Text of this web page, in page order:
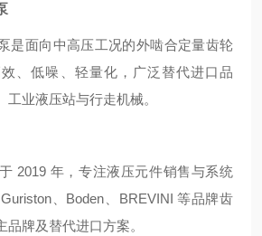
是面向中高压工况的外啮合定量齿轮
、低噪、轻量化，广泛替代进口品
工业液压站与行走机械。
2019 年，专注液压元件销售与系统
、Boden、BREVINI 等品牌齿
牌及替代进口方案。